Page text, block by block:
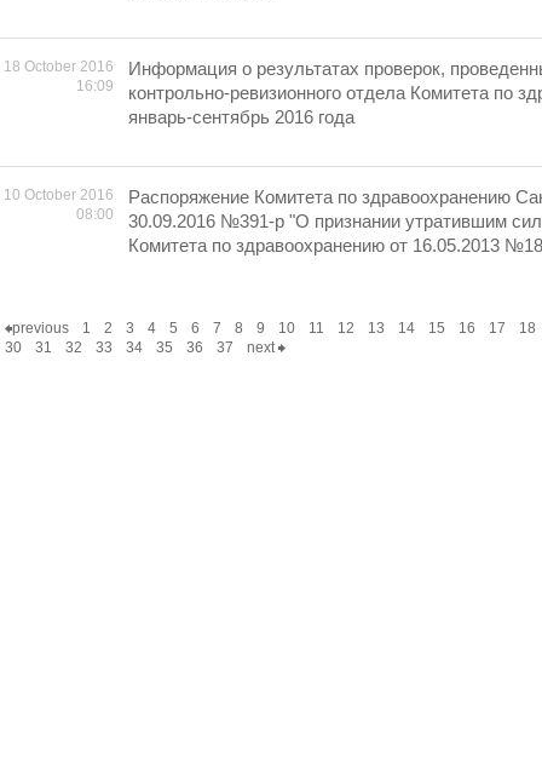
18 October 2016
16:09
Информация о результатах проверок,
контрольно-ревизионного отдела Комитета по
январь-сентябрь 2016 года
10 October 2016
08:00
Распоряжение Комитета по здравоохранению
30.09.2016 №391-р "О признании утратившим
Комитета по здравоохранению от 16.05.2013
previous 1 2 3 4 5 6 7 8 9 10 11 12 13 14 15 16 17
18
30
31 32 33 34 35 36 37 next